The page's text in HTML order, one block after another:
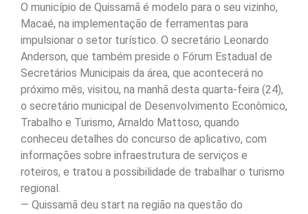
O município de Quissamã é modelo para o seu vizinho,
Macaé, na implementação de ferramentas para
impulsionar o setor turístico. O secretário Leonardo
Anderson, que também preside o Fórum Estadual de
Secretários Municipais da área, que acontecerá no
próximo mês, visitou, na manhã desta quarta-feira (24),
o secretário municipal de Desenvolvimento Econômico,
Trabalho e Turismo, Arnaldo Mattoso, quando
conheceu detalhes do concurso de aplicativo, com
informações sobre infraestrutura de serviços e
roteiros, e tratou a possibilidade de trabalhar o turismo
regional.
— Quissamã deu start na região na questão do